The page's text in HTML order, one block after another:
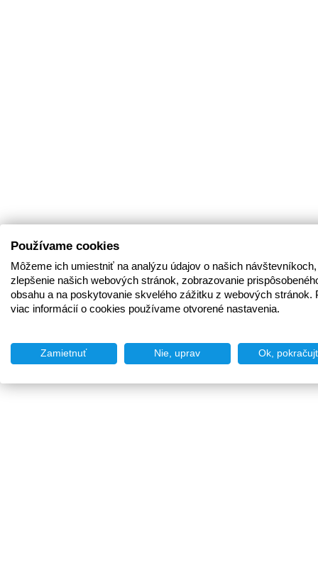
Používame cookies
Môžeme ich umiestniť na analýzu údajov o našich
zlepšenie našich webových stránok, zobrazovanie
obsahu a na poskytovanie skvelého zážitku z webových stránok.
viac informácií o cookies používame otvorené nastavenia.
Zamietnuť Nie, uprav Ok,